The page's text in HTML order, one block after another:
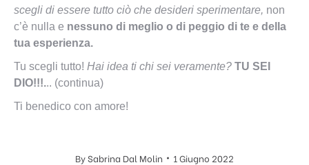
scegli di essere tutto ciò che desideri sperimentare, non
c’è nulla e nessuno di meglio o di peggio di te e della
tua esperienza.
Tu scegli tutto! Hai idea ti chi sei veramente? TU SEI
DIO!!!... (continua)
Ti benedico con amore!
BySabrina Dal Molin 1 Giugno 2022